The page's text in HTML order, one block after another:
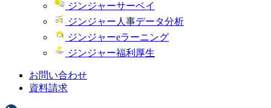
ジンジャーサーベイ
ジンジャー人事データ分析
ジンジャーeラーニング
ジンジャー福利厚生
お問い合わせ
資料請求